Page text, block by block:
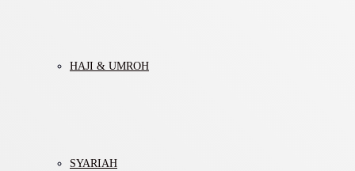
HAJI & UMROH
SYARIAH